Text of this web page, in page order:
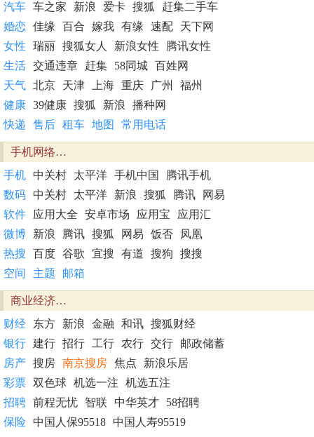
汽车 车之家 新浪 爱卡 搜狐
赶集二手车
婚恋 佳缘 百合 嫁我 有缘 速配
天下网
女性
瑞丽 搜狐女人 新浪女性
腾讯女性
生活 交通违章 赶集 58同城 百姓网
天气 北京 天津 上海 重庆 广州
福州
健康 39健康 搜狐 新浪
播种网
快递
售后 租车 地图 常用电话
手机网络…
手机
中关村 太平洋 手机中国
腾讯手机
数码
中关村 太平洋 新浪 搜狐 腾讯
网易
软件
应用大全 安卓市场 应用宝
应用汇
微博
新浪 腾讯 搜狐 网易 饭否
凤凰
热搜
百度 谷歌 宜搜 有道 搜狗
搜搜
空间
主题 邮箱
商业经济…
财经
东方 新浪 金融 和讯 搜狐财经
银行 建行 招行 工行 农行 交行
邮政储蓄
房产 搜房 南京搜房 焦点
新浪乐居
彩票 双色球 机选一注
机选五注
招聘 前程无忧 智联 中华英才
58招聘
保险
中国人保95518 中国人寿95519